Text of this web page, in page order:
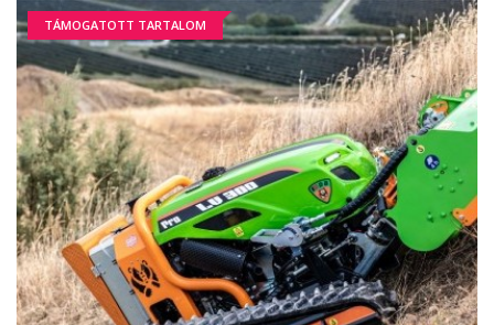
TÁMOGATOTT TARTALOM